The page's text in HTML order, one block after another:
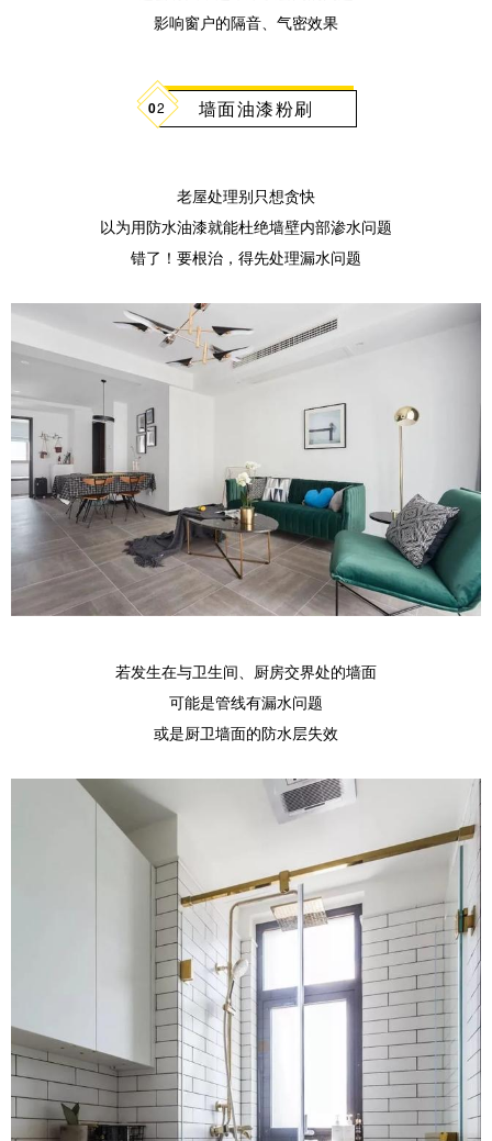
影响窗户的隔音、气密效果
02 墙面油漆粉刷
老屋处理别只想贪快
以为用防水油漆就能杜绝墙壁内部渗水问题
错了！要根治，得先处理漏水问题
若发生在与卫生间、厨房交界处的墙面
可能是管线有漏水问题
或是厨卫墙面的防水层失效